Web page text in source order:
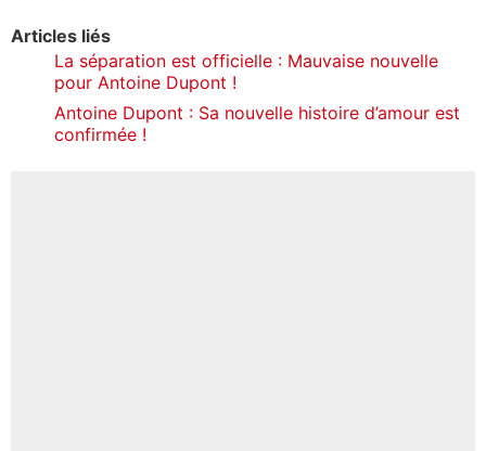
Articles liés
La séparation est officielle : Mauvaise nouvelle
pour Antoine Dupont !
Antoine Dupont : Sa nouvelle histoire d’amour est
confirmée !